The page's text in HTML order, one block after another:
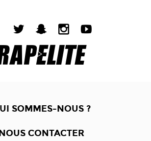
SOMMES-NOUS ?
CONTACTER